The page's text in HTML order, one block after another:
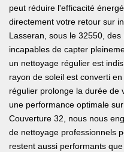
peut réduire l'efficacité
directement votre retour sur
Lasseran, sous le 32550,
incapables de capter
un nettoyage régulier est
rayon de soleil est converti
régulier prolonge la durée de
une performance optimale
Couverture 32, nous nous
de nettoyage professionnels
restent aussi performants